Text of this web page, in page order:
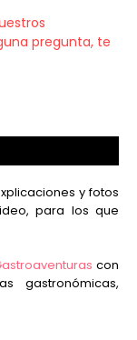
pregunta, te
y fotos
para los que
con
gastronómicas,